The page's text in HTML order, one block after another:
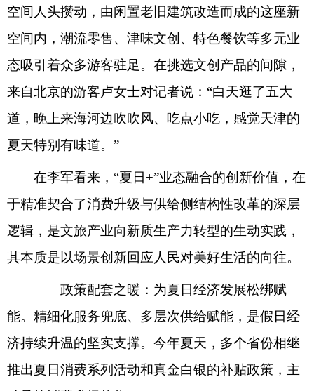
空间人头攒动，由闲置老旧建筑改造而成的这座新
空间内，潮流零售、津味文创、特色餐饮等多元业
态吸引着众多游客驻足。在挑选文创产品的间隙，
来自北京的游客卢女士对记者说：“白天逛了五大
道，晚上来海河边吹吹风、吃点小吃，感觉天津的
夏天特别有味道。”
在李军看来，“夏日+”业态融合的创新价值，在
于精准契合了消费升级与供给侧结构性改革的深层
逻辑，是文旅产业向新质生产力转型的生动实践，
其本质是以场景创新回应人民对美好生活的向往。
——政策配套之暖：为夏日经济发展松绑赋
能。精细化服务兜底、多层次供给赋能，是假日经
济持续升温的坚实支撑。今年夏天，多个省份相继
推出夏日消费系列活动和真金白银的补贴政策，主